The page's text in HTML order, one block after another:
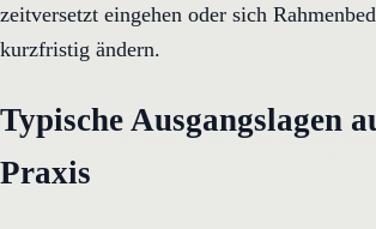
zeitversetzt eingehen oder sich
kurzfristig ändern.
Typische Ausgangslagen
Praxis